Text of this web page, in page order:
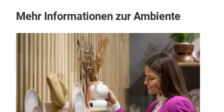
Mehr Informationen zur Ambiente